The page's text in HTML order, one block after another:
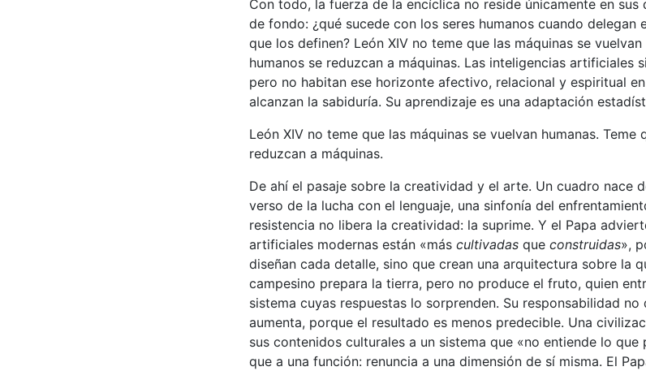
Con todo, la fuerza de la encíclica no reside únicamente en sus
de fondo: ¿qué sucede con los seres humanos cuando delegan
que los definen? León XIV no teme que las máquinas se
humanos se reduzcan a máquinas. Las inteligencias artificiales
pero no habitan ese horizonte afectivo, relacional y espiritual
alcanzan la sabiduría. Su aprendizaje es una adaptación
León XIV no teme que las máquinas se vuelvan humanas. Teme
reduzcan a máquinas.
De ahí el pasaje sobre la creatividad y el arte. Un cuadro nace
verso de la lucha con el lenguaje, una sinfonía del
resistencia no libera la creatividad: la suprime. Y el Papa
artificiales modernas están «más cultivadas que construidas»,
diseñan cada detalle, sino que crean una arquitectura sobre la
campesino prepara la tierra, pero no produce el fruto, quien
sistema cuyas respuestas lo sorprenden. Su responsabilidad
aumenta, porque el resultado es menos predecible. Una
sus contenidos culturales a un sistema que «no entiende lo
que a una función: renuncia a una dimensión de sí misma. El